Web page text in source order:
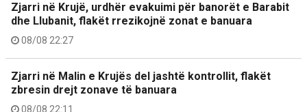
Zjarri në Krujë, urdhër evakuimi për banorët e Barabit
dhe Llubanit, flakët rrezikojnë zonat e banuara
08/08 22:27
Zjarri në Malin e Krujës del jashtë kontrollit, flakët
zbresin drejt zonave të banuara
08/08 22:11